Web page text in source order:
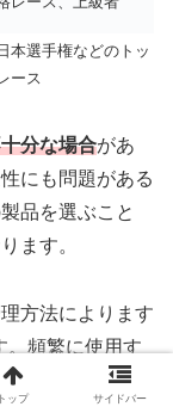
本選手権などのトッ
ース
分な場合があ
にも問題がある
品を選ぶこと
ます。
方法によります
。頻繁に使用す
で、1本あたり
トップ サイドバー